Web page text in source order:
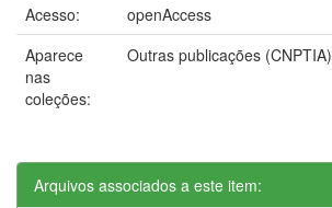
Acesso:
openAccess
Aparece
nas
coleções:
Outras publicações (CNPTIA)
Arquivos associados a este item: